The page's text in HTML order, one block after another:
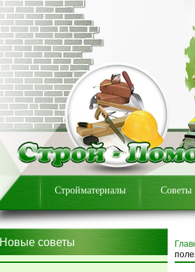
Стройматериалы Советы
Новые советы